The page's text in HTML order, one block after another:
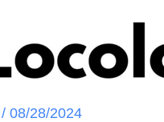
/ 08/28/2024